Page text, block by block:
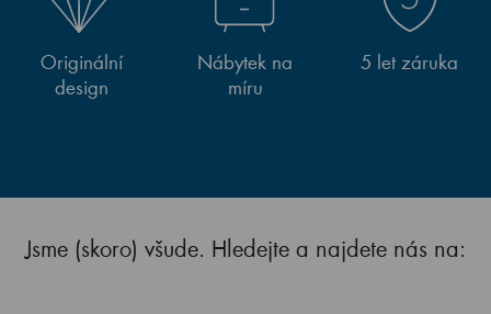
Originální
design
Nábytek na
míru
5 let záruka
Jsme (skoro) všude. Hledejte a najdete nás na: